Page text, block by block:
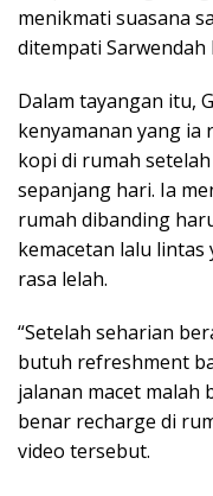
menikmati suasana
ditempati
Dalam tayangan itu,
kenyamanan yang ia
kopi di rumah
sepanjang hari. Ia
rumah dibanding
kemacetan lalu
rasa lelah.
“Setelah seharian
butuh refreshment
jalanan macet malah
benar recharge di
video tersebut.